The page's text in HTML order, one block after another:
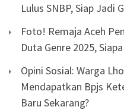
Lulus SNBP, Siap Jadi
Foto! Remaja Aceh
Duta Genre 2025,
Opini Sosial: Warga
Mendapatkan Bpjs
Baru Sekarang?